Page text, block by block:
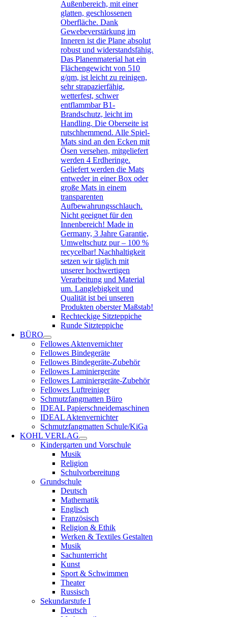
Außenbereich, mit einer
glatten, geschlossenen
Oberfläche. Dank
Gewebeverstärkung im
Inneren ist die Plane absolut
robust und widerstandsfähig.
Das Planenmaterial hat ein
Flächengewicht von 510
g/qm, ist leicht zu reinigen,
sehr strapazierfähig,
wetterfest, schwer
entflammbar B1-
Brandschutz, leicht im
Handling. Die Oberseite ist
rutschhemmend. Alle Spiel-
Mats sind an den Ecken mit
Ösen versehen, mitgeliefert
werden 4 Erdheringe.
Geliefert werden die Mats
entweder in einer Box oder
große Mats in einem
transparenten
Aufbewahrungsschlauch.
Nicht geeignet für den
Innenbereich! Made in
Germany, 3 Jahre Garantie,
Umweltschutz pur – 100 %
recycelbar! Nachhaltigkeit
setzen wir täglich mit
unserer hochwertigen
Verarbeitung und Material
um. Langlebigkeit und
Qualität ist bei unseren
Produkten oberster Maßstab!
Rechteckige Sitzteppiche
Runde Sitzteppiche
BÜRO
Fellowes Aktenvernichter
Fellowes Bindegeräte
Fellowes Bindegeräte-Zubehör
Fellowes Laminiergeräte
Fellowes Laminiergeräte-Zubehör
Fellowes Luftreiniger
Schmutzfangmatten Büro
IDEAL Papierschneidemaschinen
IDEAL Aktenvernichter
Schmutzfangmatten Schule/KiGa
KOHL VERLAG
Kindergarten und Vorschule
Musik
Religion
Schulvorbereitung
Grundschule
Deutsch
Mathematik
Englisch
Französisch
Religion & Ethik
Werken & Textiles Gestalten
Musik
Sachunterricht
Kunst
Sport & Schwimmen
Theater
Russisch
Sekundarstufe I
Deutsch